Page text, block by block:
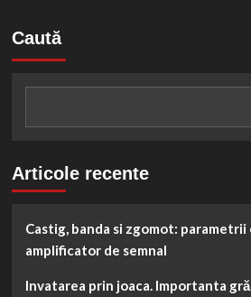
Caută
Articole recente
Castig, banda si zgomot:
amplificator de semnal
Invatarea prin joaca. Importanta